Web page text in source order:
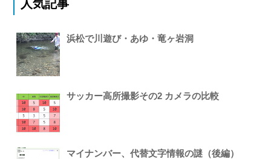
人気記事
浜松で川遊び・あゆ・竜ヶ岩洞
サッカー高所撮影その2 カメラの比較
マイナンバー、代替文字情報の謎（後編）